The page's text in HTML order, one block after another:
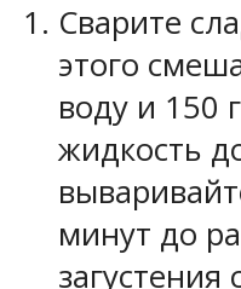
Сварите
этого
воду и 150
жидкость
минут до